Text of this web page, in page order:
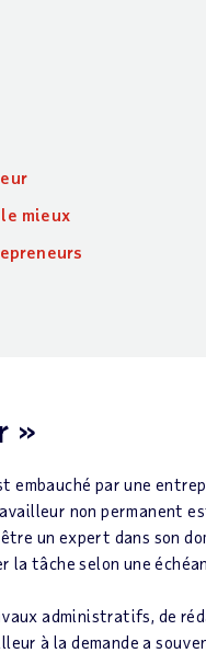
mieux
»
par une
non permanent
un expert dans son
la tâche selon une
administratifs, de
à la demande a